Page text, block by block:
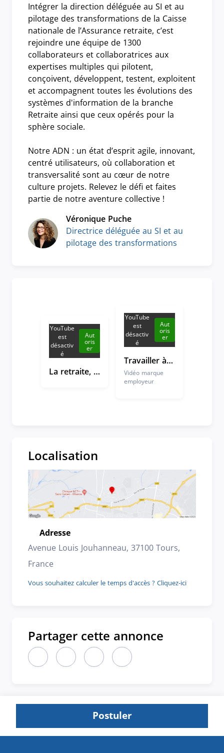
Intégrer la direction déléguée au SI et au
pilotage des transformations de la Caisse
nationale de l’Assurance retraite, c’est
rejoindre une équipe de 1300
collaborateurs et collaboratrices aux
expertises multiples qui pilotent,
conçoivent, développent, testent, exploitent
et accompagnent toutes les évolutions des
systèmes d'information de la branche
Retraite ainsi que ceux opérés pour la
sphère sociale.
Notre ADN : un état d’esprit agile, innovant,
centré utilisateurs, où collaboration et
transversalité sont au cœur de notre
culture projets. Relevez le défi et faites
partie de notre aventure collective !
Véronique Puche
Directrice déléguée au SI et au
pilotage des transformations
YouTube
est
désactiv
é
Aut
oris
er
La retraite, comment ça marche ?
YouTube
est
désactiv
é
Aut
oris
er
Travailler à l'Assurance retraite, ça donne du sens à son métier
Vidéo marque
employeur
Localisation
Emplacement
Adresse
Avenue Louis Jouhanneau, 37100 Tours,
France
Vous souhaitez calculer le temps d'accès ? Cliquez-ici
Partager cette annonce
Partager cette annonce sur LinkedIn (nouvelle
Partager cette annonce sur X (nouvelle
Partager cette annonce sur
Partager cette annonce
Postuler